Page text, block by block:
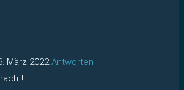
März 2022 Antworten